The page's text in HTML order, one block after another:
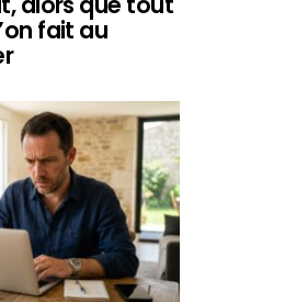
fait au